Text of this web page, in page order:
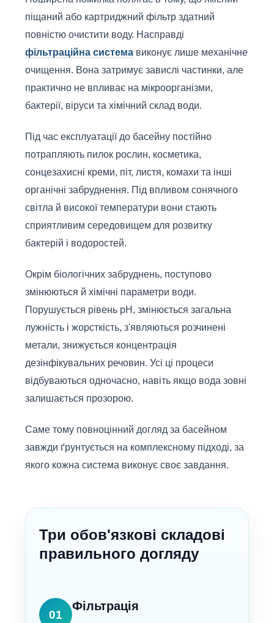
піщаний або картриджний фільтр здатний
повністю очистити воду. Насправді
фільтраційна система виконує лише механічне
очищення. Вона затримує завислі частинки, але
практично не впливає на мікроорганізми,
бактерії, віруси та хімічний склад води.
Під час експлуатації до басейну постійно
потрапляють пилок рослин, косметика,
сонцезахисні креми, піт, листя, комахи та інші
органічні забруднення. Під впливом сонячного
світла й високої температури вони стають
сприятливим середовищем для розвитку
бактерій і водоростей.
Окрім біологічних забруднень, поступово
змінюються й хімічні параметри води.
Порушується рівень pH, змінюється загальна
лужність і жорсткість, з'являються розчинені
метали, знижується концентрація
дезінфікувальних речовин. Усі ці процеси
відбуваються одночасно, навіть якщо вода зовні
залишається прозорою.
Саме тому повноцінний догляд за басейном
завжди ґрунтується на комплексному підході, за
якого кожна система виконує своє завдання.
Три обов'язкові складові
правильного догляду
01
Фільтрація